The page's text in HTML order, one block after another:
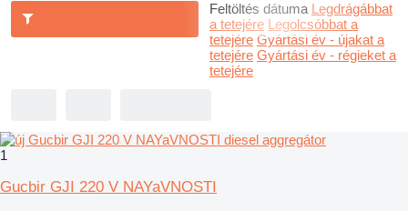
Feltöltés dátuma Legdrágábbat
a tetejére Legolcsóbbat a
tetejére Gyártási év - újakat a
tetejére Gyártási év - régieket a
tetejére
1
Gucbir GJI 220 V NAYaVNOSTI